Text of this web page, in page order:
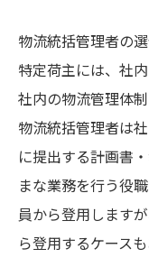
物流統括管理者の
特定荷主には、社
社内の物流管理体
物流統括管理者は
に提出する計画書
まな業務を行う役
員から登用します
ら登用するケースも